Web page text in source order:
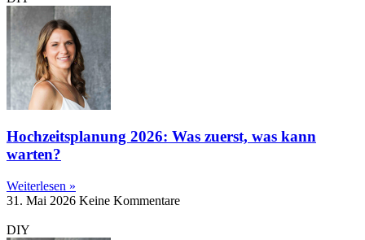
Hochzeitsplanung 2026: Was zuerst, was kann
warten?
Weiterlesen »
31. Mai 2026 Keine Kommentare
DIY